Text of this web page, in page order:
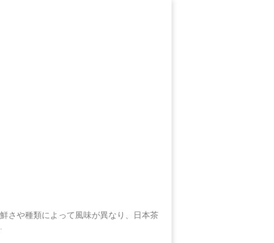
さや種類によって風味が異なり、日本茶